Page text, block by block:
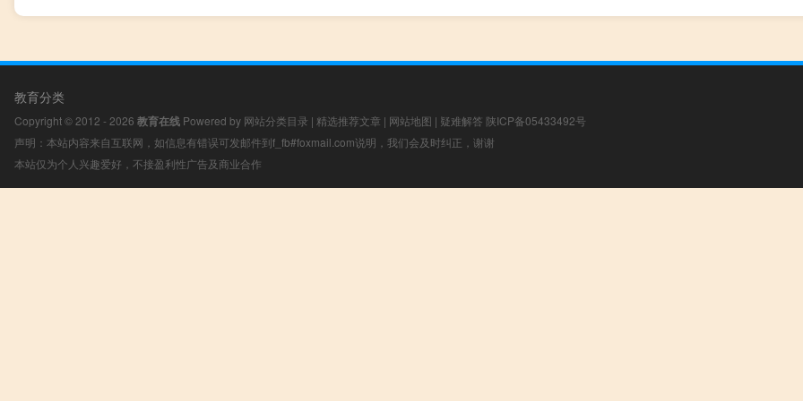
教育分类
Copyright © 2012 - 2026 教育在线 Powered by 网站分类目录 | 精选推荐文章 | 网站地图 | 疑难解答 陕ICP备05433492号
声明：本站内容来自互联网，如信息有错误可发邮件到f_fb#foxmail.com说明，我们会及时纠正，谢谢
本站仅为个人兴趣爱好，不接盈利性广告及商业合作